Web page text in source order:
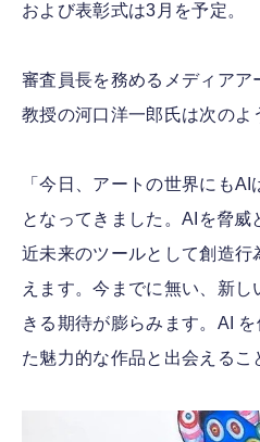
および表彰式は3月を予定。
審査員長を務めるメディア
教授の河口洋一郎氏は次のよ
「今日、アートの世界にも
となってきました。AIを脅威
近未来のツールとして創造
えます。今までに無い、新
きる期待が膨らみます。AI
た魅力的な作品と出会えるこ